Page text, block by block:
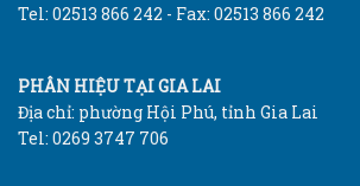
Tel: 02513 866 242 - Fax: 02513 866 242
PHÂN HIỆU TẠI GIA LAI
Địa chỉ: phường Hội Phú, tỉnh Gia Lai
Tel: 0269 3747 706